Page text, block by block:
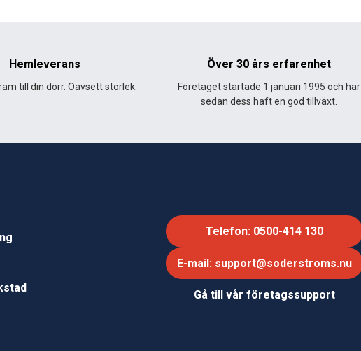
Hemleverans
till din dörr. Oavsett storlek.
Över 30 års erfarenhet
Företaget startade 1 januari 1995 och har
sedan dess haft en god tillväxt.
Telefon: 0500-414 130
E-mail: support@soderstroms.nu
Gå till vår företagssupport